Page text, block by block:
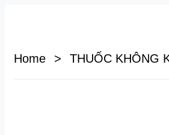
Home > THUỐC KHÔNG